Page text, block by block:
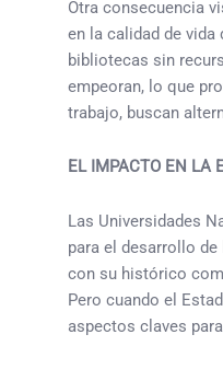
Otra consecuencia
en la calidad de
bibliotecas sin
empeoran, lo que
trabajo, buscan
EL IMPACTO EN LA
Las Universidades
para el desarrollo
con su histórico
Pero cuando el
aspectos claves